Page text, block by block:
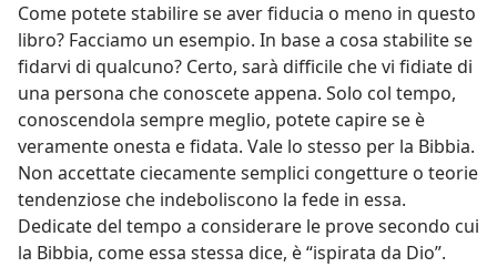
Come potete stabilire se aver fiducia o meno in questo
libro? Facciamo un esempio. In base a cosa stabilite se
fidarvi di qualcuno? Certo, sarà difficile che vi fidiate di
una persona che conoscete appena. Solo col tempo,
conoscendola sempre meglio, potete capire se è
veramente onesta e fidata. Vale lo stesso per la Bibbia.
Non accettate ciecamente semplici congetture o teorie
tendenziose che indeboliscono la fede in essa.
Dedicate del tempo a considerare le prove secondo cui
la Bibbia, come essa stessa dice, è “ispirata da Dio”.